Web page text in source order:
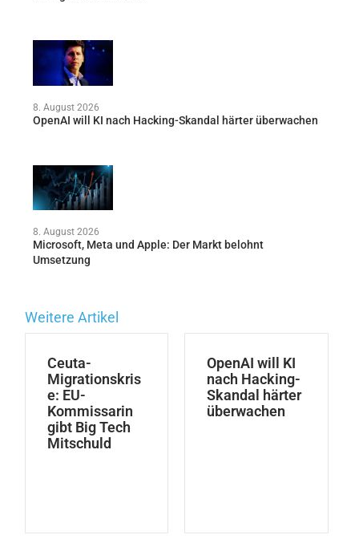
8. August 2026
OpenAI will KI nach Hacking-Skandal härter überwachen
8. August 2026
Microsoft, Meta und Apple: Der Markt belohnt
Umsetzung
Weitere Artikel
Ceuta-
Migrationskris
e: EU-
Kommissarin
gibt Big Tech
Mitschuld
OpenAI will KI
nach Hacking-
Skandal härter
überwachen